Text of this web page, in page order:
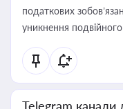
податкових
уникнення
Telegram канали